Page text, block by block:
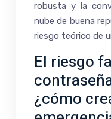
robusta y la
nube de buena
riesgo teórico de
El riesgo
¿cómo